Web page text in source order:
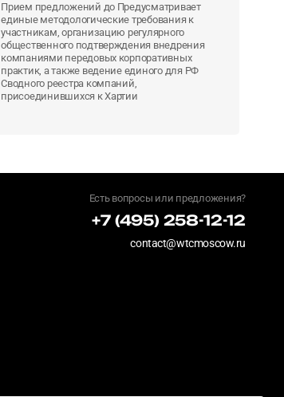
Прием предложений до Предусматривает
единые методологические требования к
участникам, организацию регулярного
общественного подтверждения внедрения
компаниями передовых корпоративных
практик, а также ведение единого для РФ
Сводного реестра компаний,
присоединившихся к Хартии
Есть вопросы или предложения?
+7 (495) 258-12-12
contact@wtcmoscow.ru